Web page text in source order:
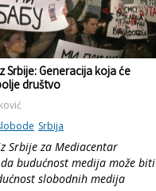
Srbije: Generacija koja će
društvo
Srbija
Srbije za Mediacentar
budućnost medija može biti
slobodnih medija